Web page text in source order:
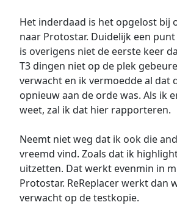
Het inderdaad is het opgelost bij
naar Protostar. Duidelijk een punt
is overigens niet de eerste keer
T3 dingen niet op de plek
verwacht en ik vermoedde al dat
opnieuw aan de orde was. Als ik
weet, zal ik dat hier rapporteren.
Neemt niet weg dat ik ook die
vreemd vind. Zoals dat ik
uitzetten. Dat werkt evenmin in
Protostar. ReReplacer werkt dan
verwacht op de testkopie.